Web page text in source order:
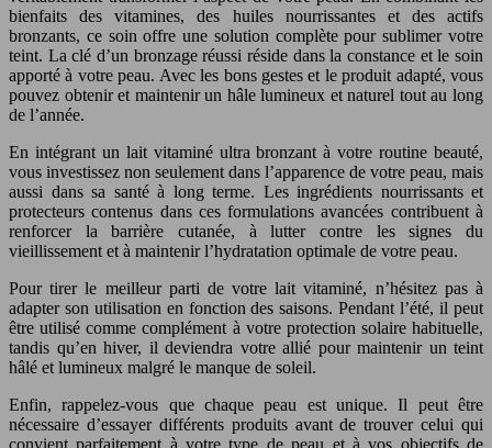
bienfaits des vitamines, des huiles nourrissantes et des actifs
bronzants, ce soin offre une solution complète pour sublimer votre
teint. La clé d’un bronzage réussi réside dans la constance et le soin
apporté à votre peau. Avec les bons gestes et le produit adapté, vous
pouvez obtenir et maintenir un hâle lumineux et naturel tout au long
de l’année.
En intégrant un lait vitaminé ultra bronzant à votre routine beauté,
vous investissez non seulement dans l’apparence de votre peau, mais
aussi dans sa santé à long terme. Les ingrédients nourrissants et
protecteurs contenus dans ces formulations avancées contribuent à
renforcer la barrière cutanée, à lutter contre les signes du
vieillissement et à maintenir l’hydratation optimale de votre peau.
Pour tirer le meilleur parti de votre lait vitaminé, n’hésitez pas à
adapter son utilisation en fonction des saisons. Pendant l’été, il peut
être utilisé comme complément à votre protection solaire habituelle,
tandis qu’en hiver, il deviendra votre allié pour maintenir un teint
hâlé et lumineux malgré le manque de soleil.
Enfin, rappelez-vous que chaque peau est unique. Il peut être
nécessaire d’essayer différents produits avant de trouver celui qui
convient parfaitement à votre type de peau et à vos objectifs de